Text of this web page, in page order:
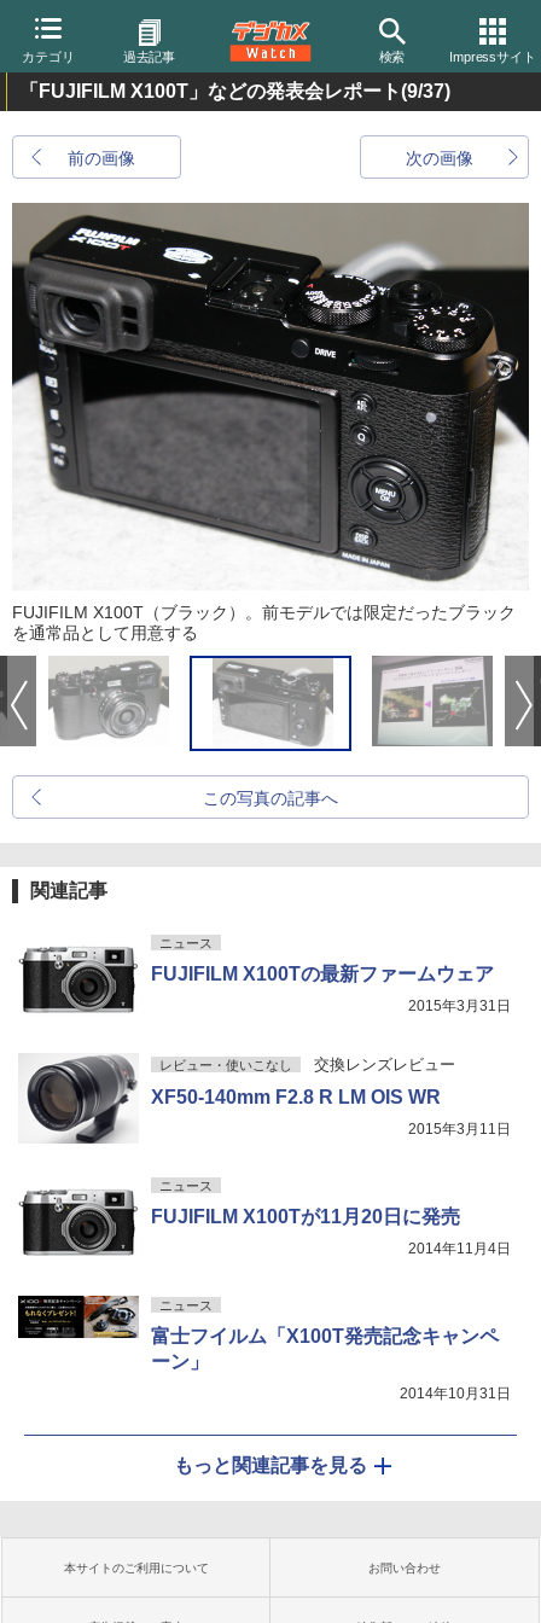
カテゴリ 過去記事 検索 Impressサイト
「FUJIFILM X100T」などの発表会レポート(9/37)
前の画像 次の画像
FUJIFILM X100T（ブラック）。前モデルでは限定だったブラック
を通常品として用意する
この写真の記事へ
関連記事
ニュース
FUJIFILM X100Tの最新ファームウェア
2015年3月31日
レビュー・使いこなし 交換レンズレビュー
XF50-140mm F2.8 R LM OIS WR
2015年3月11日
ニュース
FUJIFILM X100Tが11月20日に発売
2014年11月4日
ニュース
富士フイルム「X100T発売記念キャンペ
ーン」
2014年10月31日
もっと関連記事を見る
本サイトのご利用について お問い合わせ